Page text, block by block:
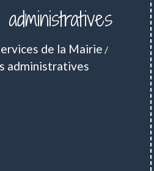
de la Mairie /
administratives